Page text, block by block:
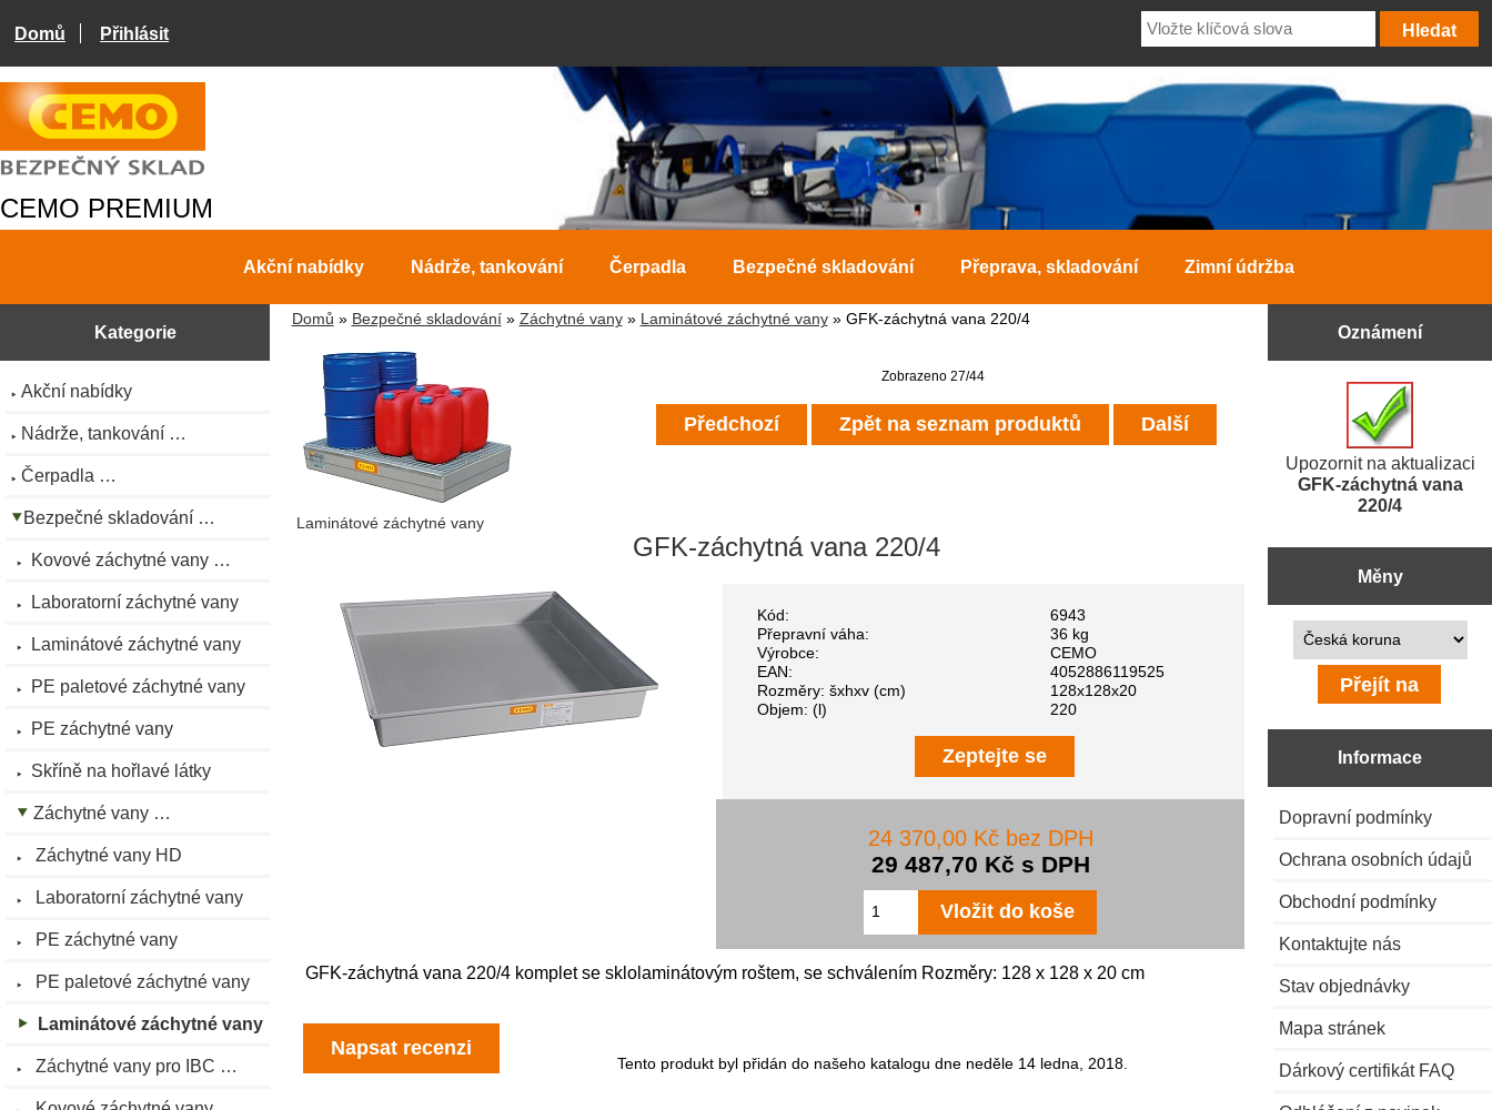
Domů Přihlásit
CEMO PREMIUM
Akční nabídky Nádrže, tankování Čerpadla Bezpečné skladování Přeprava, skladování Zimní údržba
Kategorie
Akční nabídky
Nádrže, tankování …
Čerpadla …
Bezpečné skladování …
Kovové záchytné vany …
Laboratorní záchytné vany
Laminátové záchytné vany
PE paletové záchytné vany
PE záchytné vany
Skříně na hořlavé látky
Záchytné vany …
Záchytné vany HD
Laboratorní záchytné vany
PE záchytné vany
PE paletové záchytné vany
Laminátové záchytné vany
Záchytné vany pro IBC …
Domů » Bezpečné skladování» Záchytné vany» Laminátové záchytné vany» GFK-záchytná vana 220/4
Laminátové záchytné vany
Zobrazeno 27/44
Předchozí Zpět na seznam produktů Další
GFK-záchytná vana 220/4
Kód:
6943
Přepravní váha:
36 kg
Výrobce:
CEMO
EAN:
4052886119525
Rozměry: šxhxv (cm)
128x128x20
Objem: (l)
220
Zeptejte se
24 370,00 Kč bez DPH
29 487,70 Kč s DPH
GFK-záchytná vana 220/4 komplet se sklolaminátovým roštem, se schválením Rozměry: 128 x 128 x 20 cm
Napsat recenzi
Tento produkt byl přidán do našeho katalogu dne neděle 14 ledna, 2018.
Oznámení
Upozornit na aktualizaci
GFK-záchytná vana
220/4
Měny
Prosím vyberte ...
Informace
Dopravní podmínky
Ochrana osobních údajů
Obchodní podmínky
Kontaktujte nás
Stav objednávky
Mapa stránek
Dárkový certifikát FAQ